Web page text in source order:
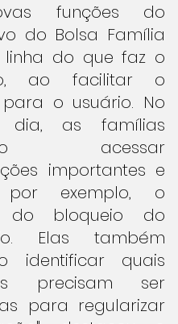
funções do
do Bolsa Família
do que faz o
ao facilitar o
o usuário. No
as famílias
acessar
importantes e
por exemplo, o
do bloqueio do
Elas também
identificar quais
precisam ser
para regularizar